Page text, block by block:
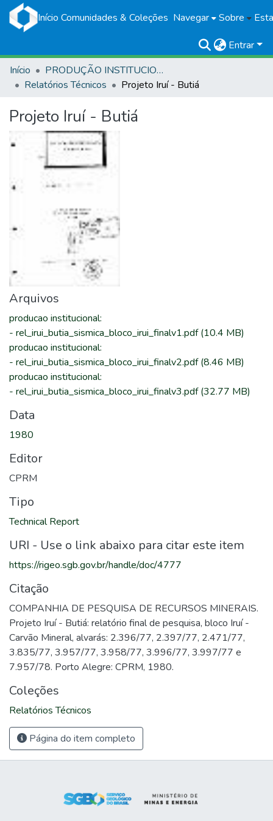
Início Comunidades & Coleções Navegar Sobre
Entrar
Início
PRODUÇÃO INSTITUCIONAL
Relatórios Técnicos
Projeto Iruí - Butiá
Projeto Iruí - Butiá
Arquivos
producao institucional:
- rel_irui_butia_sismica_bloco_irui_finalv1.pdf(10.4 MB)
producao institucional:
- rel_irui_butia_sismica_bloco_irui_finalv2.pdf(8.46 MB)
producao institucional:
- rel_irui_butia_sismica_bloco_irui_finalv3.pdf(32.77 MB)
Data
1980
Editor
CPRM
Tipo
Technical Report
URI - Use o link abaixo para citar este item
https://rigeo.sgb.gov.br/handle/doc/4777
Citação
COMPANHIA DE PESQUISA DE RECURSOS MINERAIS.
Projeto Iruí - Butiá: relatório final de pesquisa, bloco Iruí -
Carvão Mineral, alvarás: 2.396/77, 2.397/77, 2.471/77,
3.835/77, 3.957/77, 3.958/77, 3.996/77, 3.997/77 e
7.957/78. Porto Alegre: CPRM, 1980.
Coleções
Relatórios Técnicos
Página do item completo